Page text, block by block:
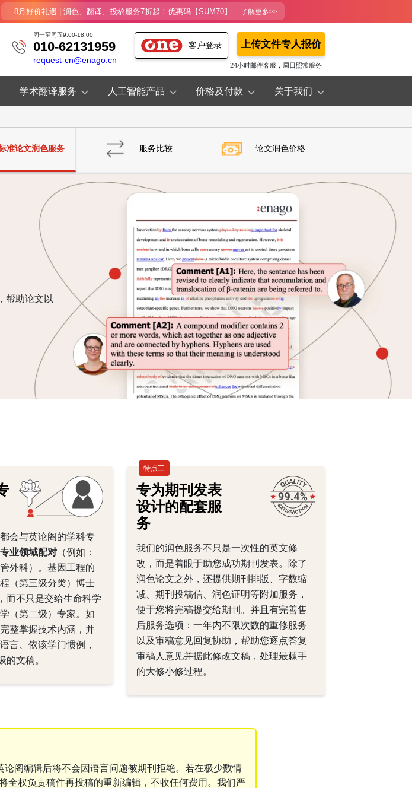
8月好价礼遇 | 润色、翻译、投稿服务7折起！优惠码【SUM70】 了解更多>>
上传文件专人报价
24小时邮件客服，周日照常服务
客户登录
周一至周五9:00-18:00
010-62131959
request-cn@enago.cn
学术翻译服务 人工智能产品 价格及付款 关于我们
准论文润色服务 服务比较 论文润色价格
帮助论文以
会与英论阁的学科专
业领域配对 （例如：
外科）。基因工程的
（第三级分类）博士
而不只是交给生命科学
（第二级）专家。如
整掌握技术内涵，并
言、依该学门惯例，
的文稿。
特点三
专为期刊发表
设计的配套服
务
我们的润色服务不只是一次性的英文修
改，而是着眼于助您成功期刊发表。除了
润色论文之外，还提供期刊排版、字数缩
减、期刊投稿信、润色证明等附加服务，
便于您将完稿提交给期刊。并且有完善售
后服务选项：一年内不限次数的重修服务
以及审稿意见回复协助，帮助您逐点答复
审稿人意见并据此修改文稿，处理最棘手
的大修小修过程。
论阁编辑后将不会因语言问题被期刊拒绝。若在极少数情
全权负责稿件再投稿的重新编辑，不收任何费用。我们严